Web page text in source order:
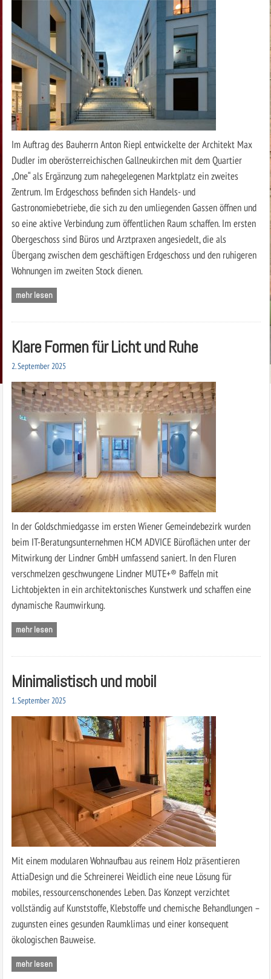
Im Auftrag des Bauherrn Anton Riepl entwickelte der Architekt Max
Dudler im oberösterreichischen Gallneukirchen mit dem Quartier
„One“ als Ergänzung zum nahegelegenen Marktplatz ein zweites
Zentrum. Im Erdgeschoss befinden sich Handels- und
Gastronomiebetriebe, die sich zu den umliegenden Gassen öffnen und
so eine aktive Verbindung zum öffentlichen Raum schaffen. Im ersten
Obergeschoss sind Büros und Arztpraxen angesiedelt, die als
Übergang zwischen dem geschäftigen Erdgeschoss und den ruhigeren
Wohnungen im zweiten Stock dienen.
mehr lesen
Klare Formen für Licht und Ruhe
2. September 2025
In der Goldschmiedgasse im ersten Wiener Gemeindebezirk wurden
beim IT-Beratungsunternehmen HCM ADVICE Büroflächen unter der
Mitwirkung der Lindner GmbH umfassend saniert. In den Fluren
verschmelzen geschwungene Lindner MUTE+® Baffeln mit
Lichtobjekten in ein architektonisches Kunstwerk und schaffen eine
dynamische Raumwirkung.
mehr lesen
Minimalistisch und mobil
1. September 2025
Mit einem modularen Wohnaufbau aus reinem Holz präsentieren
AttiaDesign und die Schreinerei Weidlich eine neue Lösung für
mobiles, ressourcenschonendes Leben. Das Konzept verzichtet
vollständig auf Kunststoffe, Klebstoffe und chemische Behandlungen –
zugunsten eines gesunden Raumklimas und einer konsequent
ökologischen Bauweise.
mehr lesen